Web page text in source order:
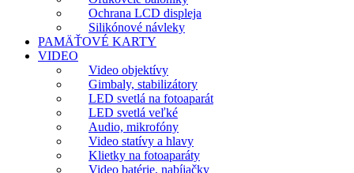
Ochrana LCD displeja
Silikónové návleky
PAMÄŤOVÉ KARTY
VIDEO
Video objektívy
Gimbaly, stabilizátory
LED svetlá na fotoaparát
LED svetlá veľké
Audio, mikrofóny
Video statívy a hlavy
Klietky na fotoaparáty
Video batérie, nabíjačky